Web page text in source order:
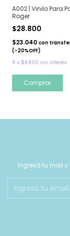
A002 | Vinilo Para
Roger
$28.800
$23.040 con
(-20%OFF)
6 x $4.800 sin interés
Comprar
Ingresá tu mail